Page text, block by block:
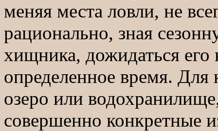
меняя места ловли, не
рационально, зная
хищника, дожидаться его
определенное время. Для
озеро или
совершенно конкретные